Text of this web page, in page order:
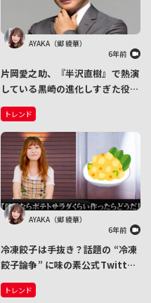
AYAKA（郷 綾華）
6年前
片岡愛之助、『半沢直樹』で熱演
している黒崎の進化しすぎた役職
名にツッコミ「長すぎやろっ」
トレンド
AYAKA（郷 綾華）
6年前
冷凍餃子は手抜き？話題の “冷凍
餃子論争” に味の素公式Twitter
が温かいコメント「冷凍餃子を使
うことは『手抜き』ではなく『
トレンド